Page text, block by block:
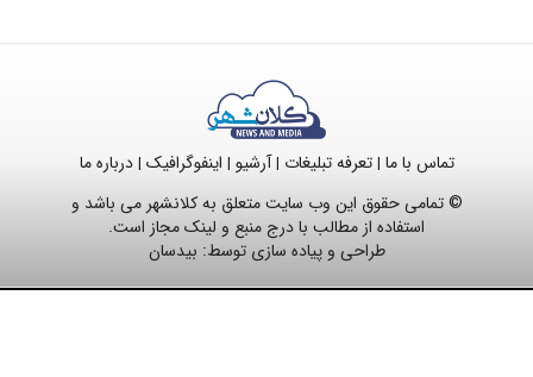
تماس با ما |تعرفه تبلیغات |آرشیو | اینفوگرافیک |درباره ما
© تمامی حقوق این وب سایت متعلق به کلانشهر می باشد و
استفاده از مطالب با درج منبع و لینک مجاز است.
طراحی و پیاده سازی توسط: بیدسان